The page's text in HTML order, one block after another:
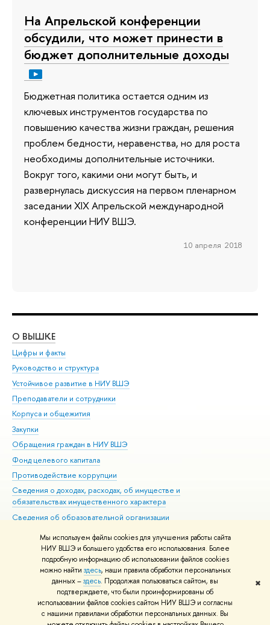
Мы используем файлы cookies для улучшения работы сайта
НИУ ВШЭ и большего удобства его использования. Более
подробную информацию об использовании файлов cookies
можно найти здесь, наши правила обработки персональных
данных –здесь. Продолжая пользоваться сайтом, вы
подтверждаете, что были проинформированы об
использовании файлов cookies сайтом НИУ ВШЭ и согласны
с нашими правилами обработки персональных данных. Вы
✖
На Апрельской конференции
обсудили, что может принести в
бюджет дополнительные доходы
Бюджетная политика остается одним из
ключевых инструментов государства по
повышению качества жизни граждан, решения
проблем бедности, неравенства, но для роста
необходимы дополнительные источники.
Вокруг того, какими они могут быть, и
развернулась дискуссия на первом пленарном
заседании XIX Апрельской международной
конференции НИУ ВШЭ.
10 апреля 2018
О ВЫШКЕ
Цифры и факты
Руководство и структура
Устойчивое развитие в НИУ ВШЭ
Преподаватели и сотрудники
Корпуса и общежития
Закупки
Обращения граждан в НИУ ВШЭ
Фонд целевого капитала
Противодействие коррупции
Сведения о доходах, расходах, об имуществе и
обязательствах имущественного характера
Сведения об образовательной организации
Людям с ограниченными возможностями здоровья
Единая платежная страница
Работа в Вышке
© НИУ ВШЭ 1993–2026 Адреса и контакты Условия использования
материалов Политика конфиденциальности Карта сайта